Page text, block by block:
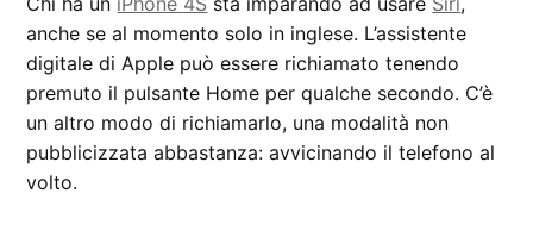
anche se al momento solo in inglese. L’assistente
digitale di Apple può essere richiamato tenendo
premuto il pulsante Home per qualche secondo. C’è
un altro modo di richiamarlo, una modalità non
pubblicizzata abbastanza: avvicinando il telefono al
volto.